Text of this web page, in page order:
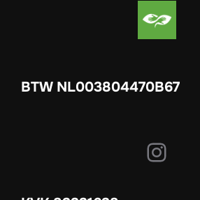
BTW NL003804470B67